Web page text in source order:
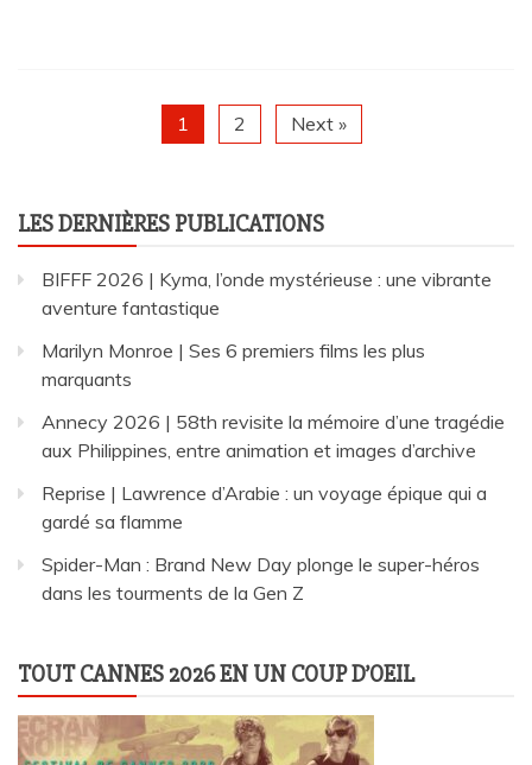
1 2 Next »
LES DERNIÈRES PUBLICATIONS
BIFFF 2026 | Kyma, l’onde mystérieuse : une vibrante
aventure fantastique
Marilyn Monroe | Ses 6 premiers films les plus
marquants
Annecy 2026 | 58th revisite la mémoire d’une tragédie
aux Philippines, entre animation et images d’archive
Reprise | Lawrence d’Arabie : un voyage épique qui a
gardé sa flamme
Spider-Man : Brand New Day plonge le super-héros
dans les tourments de la Gen Z
TOUT CANNES 2026 EN UN COUP D’OEIL